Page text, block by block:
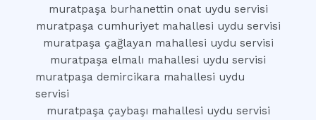
muratpaşa burhanettin onat uydu servisi
muratpaşa cumhuriyet mahallesi uydu servisi
muratpaşa çağlayan mahallesi uydu servisi
muratpaşa elmalı mahallesi uydu servisi
muratpaşa demircikara mahallesi uydu
servisi
muratpaşa çaybaşı mahallesi uydu servisi